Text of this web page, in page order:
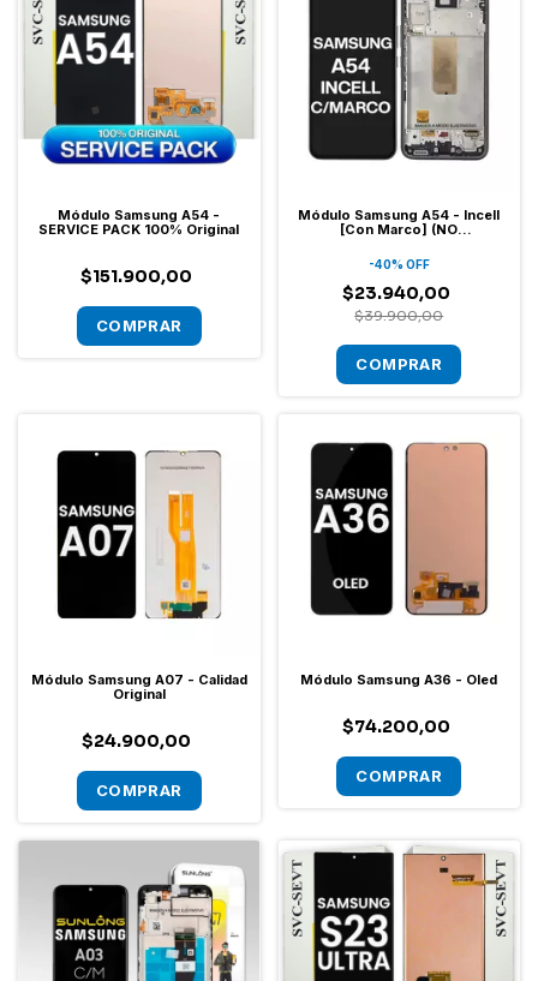
Módulo Samsung A54 -
SERVICE PACK 100% Original
$151.900,00
Módulo Samsung A54 - Incell
[Con Marco] (NO
-40% OFF
$23.940,00
$39.900,00
Módulo Samsung A07 - Calidad
Original
$24.900,00
Módulo Samsung A36 - Oled
$74.200,00